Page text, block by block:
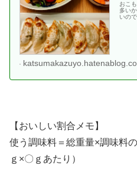
おこ
多い
いの
【おいしい割合メモ】
使う調味料＝総重量×調味料
ｇ×〇ｇあたり）